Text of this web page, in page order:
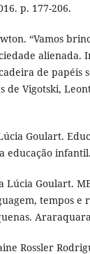
p. 177-206.
“Vamos
alienada.
de papéis
de Vigotski,
Goulart.
educação
Lúcia Goulart.
tempos e
Rossler